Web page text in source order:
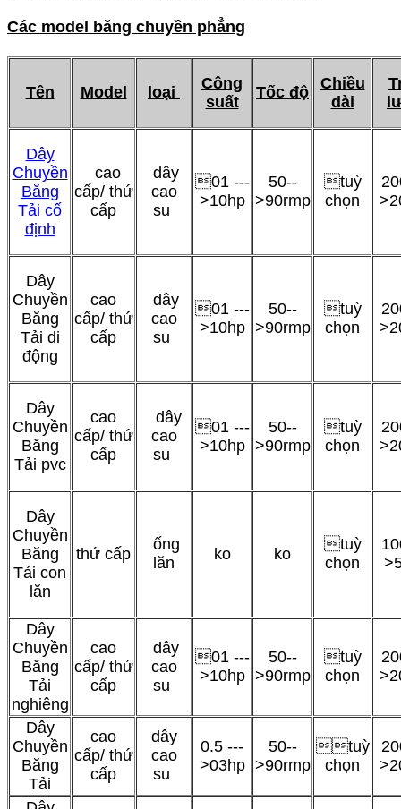
Các model băng chuyền phẳng
Tên Model loại
Công
suất
Tốc độ
Chiều
dài
Dây
Chuyền
Băng
Tải cố
định
cao
cấp/ thứ
cấp
dây
cao
su
01 ---
>10hp
50--
>90rmp
tuỳ
chọn
Dây
Chuyền
Băng
Tải di
động
cao
cấp/ thứ
cấp
dây
cao
su
01 ---
>10hp
50--
>90rmp
tuỳ
chọn
Dây
Chuyền
Băng
Tải pvc
cao
cấp/ thứ
cấp
dây
cao
su
01 ---
>10hp
50--
>90rmp
tuỳ
chọn
Dây
Chuyền
Băng
Tải con
lăn
thứ cấp
ống
lăn
ko ko
tuỳ
chọn
Dây
Chuyền
Băng
Tải
nghiêng
cao
cấp/ thứ
cấp
dây
cao
su
01 ---
>10hp
50--
>90rmp
tuỳ
chọn
Dây
Chuyền
Băng
Tải
cao
cấp/ thứ
cấp
dây
cao
su
0.5 ---
>03hp
50--
>90rmp
tuỳ
chọn